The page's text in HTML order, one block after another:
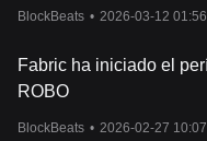
BlockBeats • 2026-03-12 01:56
Fabric ha iniciado el
ROBO
BlockBeats • 2026-02-27 10:07